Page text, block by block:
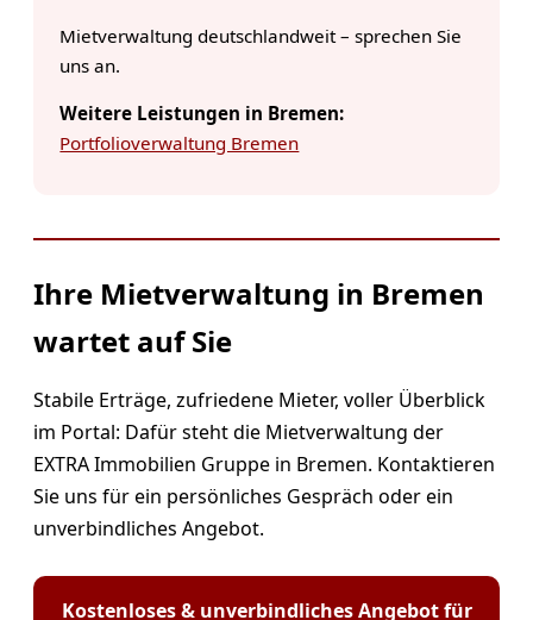
Mietverwaltung deutschlandweit – sprechen Sie
uns an.
Weitere Leistungen in Bremen:
Portfolioverwaltung Bremen
Ihre Mietverwaltung in Bremen
wartet auf Sie
Stabile Erträge, zufriedene Mieter, voller Überblick
im Portal: Dafür steht die Mietverwaltung der
EXTRA Immobilien Gruppe in Bremen. Kontaktieren
Sie uns für ein persönliches Gespräch oder ein
unverbindliches Angebot.
Kostenloses & unverbindliches Angebot für